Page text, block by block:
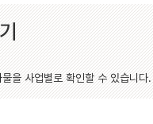
을 사업별로 확인할 수 있습니다.